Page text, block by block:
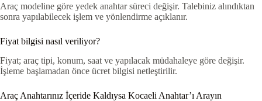
Araç modeline göre yedek anahtar süreci değişir. Talebiniz alındıktan
sonra yapılabilecek işlem ve yönlendirme açıklanır.
Fiyat bilgisi nasıl veriliyor?
Fiyat; araç tipi, konum, saat ve yapılacak müdahaleye göre değişir.
İşleme başlamadan önce ücret bilgisi netleştirilir.
Araç Anahtarınız İçeride Kaldıysa Kocaeli Anahtar’ı Arayın